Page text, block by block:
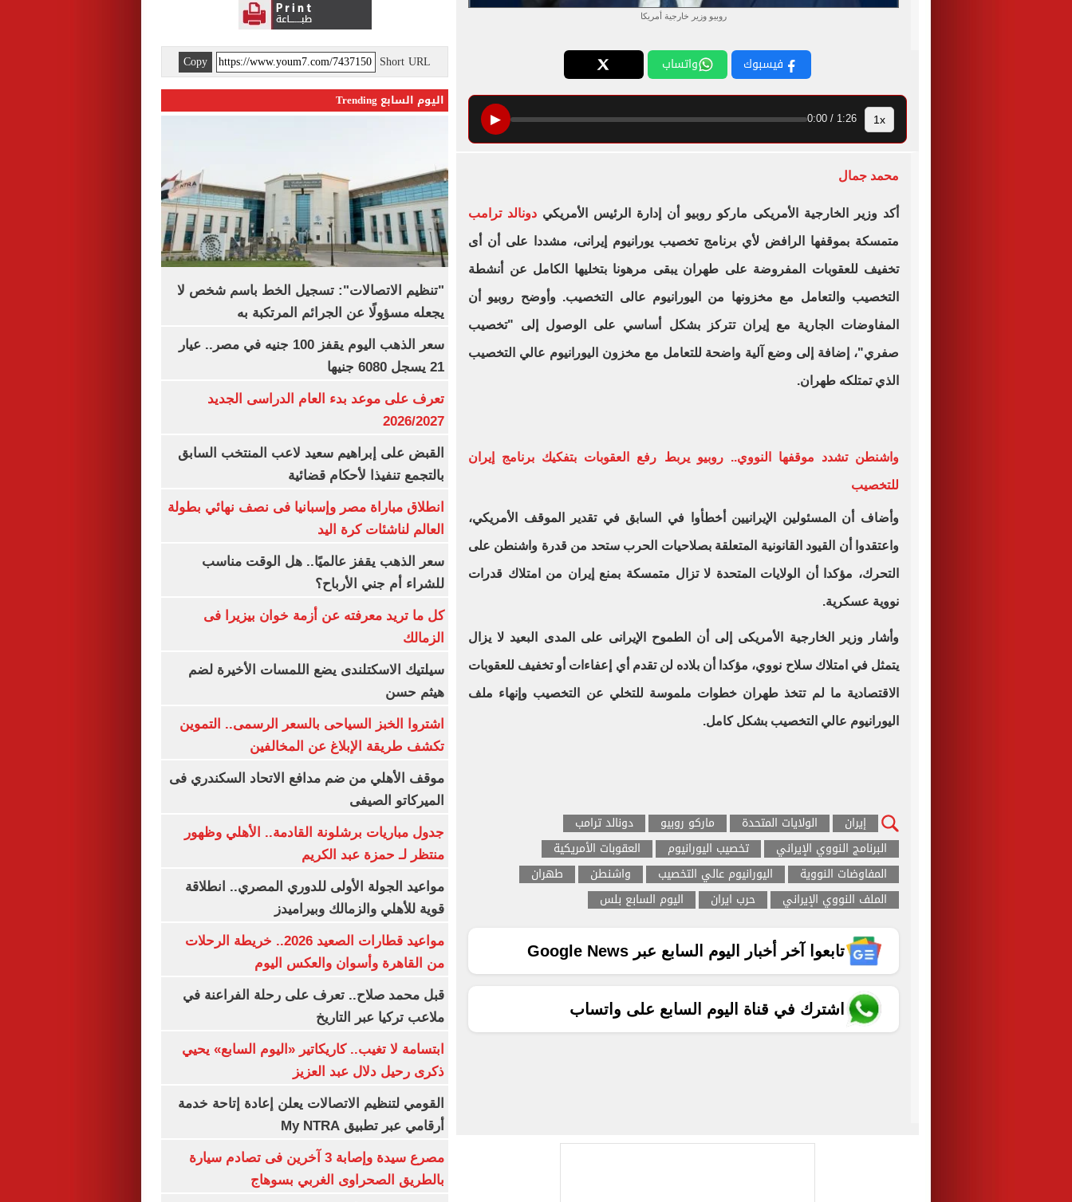
روبيو وزير خارجية أمريكا
فيسبوك واتساب
▶ 1:26 / 0:00 1x
محمد جمال
أكد وزير الخارجية الأمريكى ماركو روبيو أن إدارة الرئيس الأمريكي دونالد ترامب
متمسكة بموقفها الرافض لأي برنامج تخصيب يورانيوم إيرانى، مشددا على أن أى
تخفيف للعقوبات المفروضة على طهران يبقى مرهونا بتخليها الكامل عن أنشطة
التخصيب والتعامل مع مخزونها من اليورانيوم عالى التخصيب. وأوضح روبيو أن
المفاوضات الجارية مع إيران تتركز بشكل أساسي على الوصول إلى "تخصيب
صفري"، إضافة إلى وضع آلية واضحة للتعامل مع مخزون اليورانيوم عالي التخصيب
الذي تمتلكه طهران.
واشنطن تشدد موقفها النووي.. روبيو يربط رفع العقوبات بتفكيك برنامج إيران
للتخصيب
وأضاف أن المسئولين الإيرانيين أخطأوا في السابق في تقدير الموقف الأمريكي،
واعتقدوا أن القيود القانونية المتعلقة بصلاحيات الحرب ستحد من قدرة واشنطن على
التحرك، مؤكدا أن الولايات المتحدة لا تزال متمسكة بمنع إيران من امتلاك قدرات
نووية عسكرية.
وأشار وزير الخارجية الأمريكى إلى أن الطموح الإيرانى على المدى البعيد لا يزال
يتمثل في امتلاك سلاح نووي، مؤكدا أن بلاده لن تقدم أي إعفاءات أو تخفيف للعقوبات
الاقتصادية ما لم تتخذ طهران خطوات ملموسة للتخلي عن التخصيب وإنهاء ملف
اليورانيوم عالي التخصيب بشكل كامل.
إيران الولايات المتحدة ماركو روبيو
دونالد ترامب
البرنامج النووي الإيراني
تخصيب اليورانيوم
العقوبات الأمريكية
المفاوضات النووية
اليورانيوم عالي التخصيب واشنطن
طهران
الملف النووي الإيراني
حرب ايران اليوم السابع بلس
تابعوا آخر أخبار اليوم السابع عبر Google News
اشترك في قناة اليوم السابع على واتساب
Short URL
Copy
اليوم السابع Trending
"تنظيم الاتصالات": تسجيل الخط باسم شخص لا
يجعله مسؤولًا عن الجرائم المرتكبة به
سعر الذهب اليوم يقفز 100 جنيه في مصر.. عيار
21 يسجل 6080 جنيها
تعرف على موعد بدء العام الدراسى الجديد
2026/2027
القبض على إبراهيم سعيد لاعب المنتخب السابق
بالتجمع تنفيذا لأحكام قضائية
انطلاق مباراة مصر وإسبانيا فى نصف نهائي بطولة
العالم لناشئات كرة اليد
سعر الذهب يقفز عالميًا.. هل الوقت مناسب
للشراء أم جني الأرباح؟
كل ما تريد معرفته عن أزمة خوان بيزيرا فى
الزمالك
سيلتيك الاسكتلندى يضع اللمسات الأخيرة لضم
هيثم حسن
اشتروا الخبز السياحى بالسعر الرسمى.. التموين
تكشف طريقة الإبلاغ عن المخالفين
موقف الأهلي من ضم مدافع الاتحاد السكندري فى
الميركاتو الصيفى
جدول مباريات برشلونة القادمة.. الأهلي وظهور
منتظر لـ حمزة عبد الكريم
مواعيد الجولة الأولى للدوري المصري.. انطلاقة
قوية للأهلي والزمالك وبيراميدز
مواعيد قطارات الصعيد 2026.. خريطة الرحلات
من القاهرة وأسوان والعكس اليوم
قبل محمد صلاح.. تعرف على رحلة الفراعنة في
ملاعب تركيا عبر التاريخ
ابتسامة لا تغيب.. كاريكاتير «اليوم السابع» يحيي
ذكرى رحيل دلال عبد العزيز
القومي لتنظيم الاتصالات يعلن إعادة إتاحة خدمة
أرقامي عبر تطبيق My NTRA
مصرع سيدة وإصابة 3 آخرين فى تصادم سيارة
بالطريق الصحراوى الغربي بسوهاج